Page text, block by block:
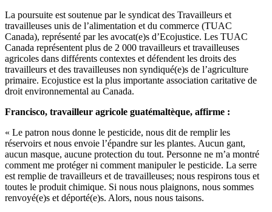
La poursuite est soutenue par le syndicat des Travailleurs et
travailleuses unis de l’alimentation et du commerce (TUAC
Canada), représenté par les avocat(e)s d’Ecojustice. Les TUAC
Canada représentent plus de 2 000 travailleurs et travailleuses
agricoles dans différents contextes et défendent les droits des
travailleurs et des travailleuses non syndiqué(e)s de l’agriculture
primaire. Ecojustice est la plus importante association caritative de
droit environnemental au Canada.
Francisco, travailleur agricole guatémaltèque, affirme :
« Le patron nous donne le pesticide, nous dit de remplir les
réservoirs et nous envoie l’épandre sur les plantes. Aucun gant,
aucun masque, aucune protection du tout. Personne ne m’a montré
comment me protéger ni comment manipuler le pesticide. La serre
est remplie de travailleurs et de travailleuses; nous respirons tous et
toutes le produit chimique. Si nous nous plaignons, nous sommes
renvoyé(e)s et déporté(e)s. Alors, nous nous taisons.